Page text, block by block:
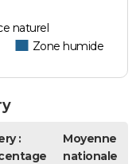
naturel
Zone humide
:
Moyenne
nationale